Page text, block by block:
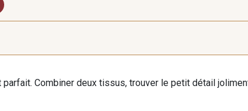
Combiner deux tissus, trouver le petit détail